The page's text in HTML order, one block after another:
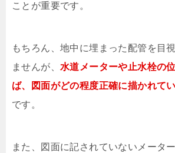
ことが重要です。
もちろん、地中に埋まった配管を目
ませんが、 水道メーターや止水栓の
ば、図面がどの程度正確に描かれて
です。
また、図面に記されていないメータ